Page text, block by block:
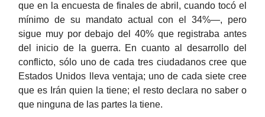
que en la encuesta de finales de abril, cuando tocó el
mínimo de su mandato actual con el 34%—, pero
sigue muy por debajo del 40% que registraba antes
del inicio de la guerra. En cuanto al desarrollo del
conflicto, sólo uno de cada tres ciudadanos cree que
Estados Unidos lleva ventaja; uno de cada siete cree
que es Irán quien la tiene; el resto declara no saber o
que ninguna de las partes la tiene.